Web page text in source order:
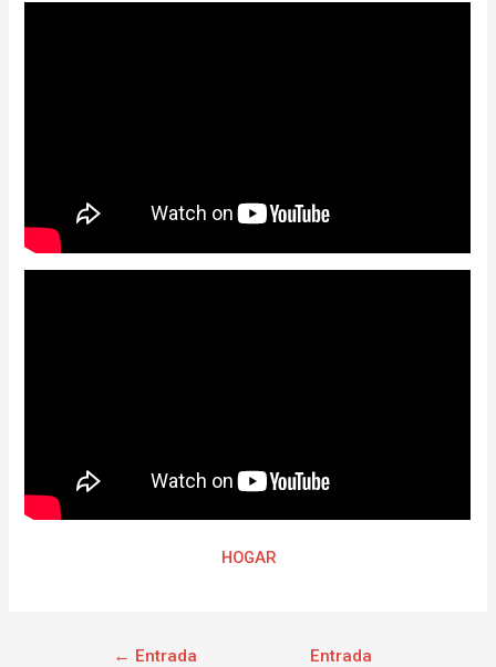
HOGAR
← Entrada
Entrada